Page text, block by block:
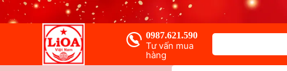
Chuyển
đến
0987.621.590
Tư vấn mua
hàng
Tìm